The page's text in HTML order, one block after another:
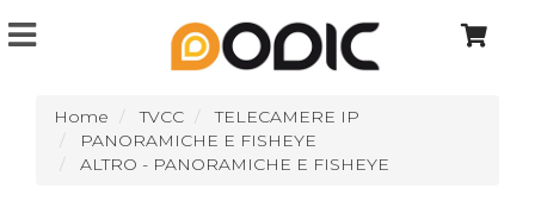
Home TVCC
TELECAMERE IP
PANORAMICHE E FISHEYE
ALTRO - PANORAMICHE E FISHEYE